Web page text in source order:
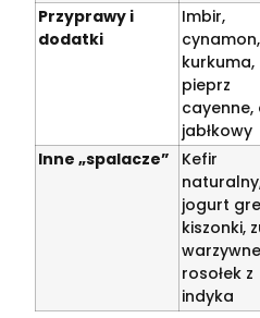
Przyprawy i
dodatki
Imbir,
cynamon,
kurkuma,
pieprz
cayenne,
jabłkowy
Inne „spalacze”
Kefir
jogurt
kiszonki,
rosołek z
indyka